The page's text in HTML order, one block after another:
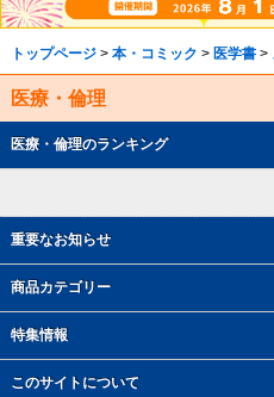
重要なお知らせ
商品カテゴリー
特集情報
このサイトについて
トップページ> 本・コミック > 医学書>
医療・倫理
医療・倫理のランキング